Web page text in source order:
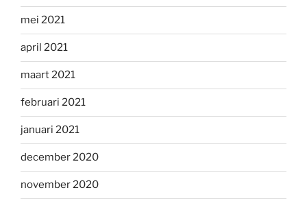
mei 2021
april 2021
maart 2021
februari 2021
januari 2021
december 2020
november 2020